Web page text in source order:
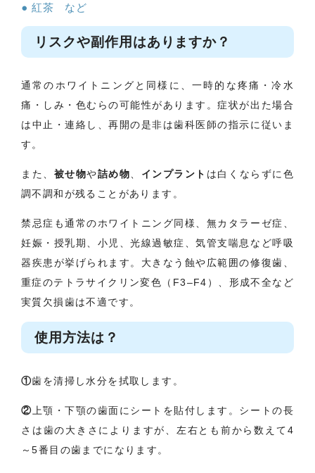
紅茶 など
リスクや副作用はありますか？
通常のホワイトニングと同様に、一時的な疼痛・冷水
痛・しみ・色むらの可能性があります。症状が出た場合
は中止・連絡し、再開の是非は歯科医師の指示に従いま
す。
また、 被せ物や詰め物 インプラント は白くならずに色
調不調和が残ることがあります。
禁忌症も通常のホワイトニング同様、無カタラーゼ症、
妊娠・授乳期、小児、光線過敏症、気管支喘息など呼吸
器疾患が挙げられます。大きなう蝕や広範囲の修復歯、
重症のテトラサイクリン変色（F3–F4）、形成不全など
実質欠損歯は不適です。
使用方法は？
①歯を清掃し水分を拭取します。
②上顎・下顎の歯面にシートを貼付します。シートの長
さは歯の大きさによりますが、左右とも前から数えて4
～5番目の歯までになります。